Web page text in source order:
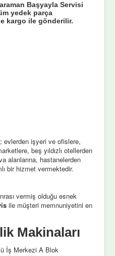
Başyayla Servisi
yedek parça
kargo ile gönderilir.
evlerden işyeri ve ofislere,
beş yıldızlı otellerden
alanlarına, hastanelerden
bir hizmet vermektedir.
vermiş olduğu esnek
ile müşteri memnuniyetini en
Makinaları
İş Merkezi A Blok